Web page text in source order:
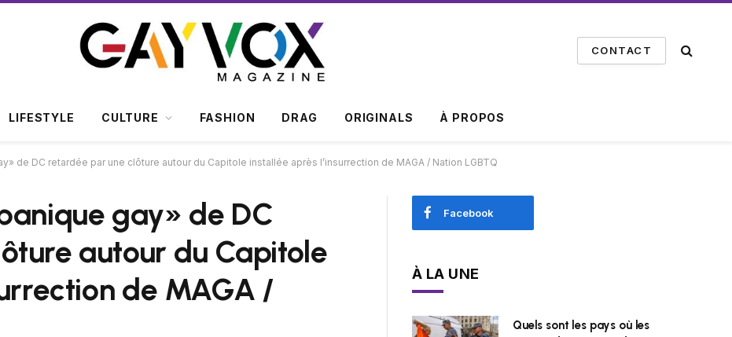
CONTACT
LIFESTYLE CULTURE FASHION DRAG ORIGINALS À PROPOS
de DC retardée par une clôture autour du Capitole installée après l’insurrection de MAGA / Nation LGBTQ
gay» de DC
autour du Capitole
de MAGA /
Facebook
À LA UNE
Quels sont les pays où les